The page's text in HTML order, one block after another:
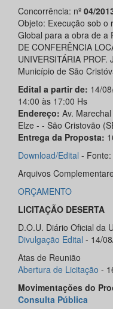
Concorrência: nº 04/
Objeto: Execução sob o
Global para a obra de a
DE CONFERÊNCIA
UNIVERSITÁRIA PROF.
Município de São
Edital a partir de: 14/
14:00 às 17:00 Hs
Endereço: Av.
Elze - - São Cristovão
Entrega da Proposta:
Download/Edital - Fonte:
Arquivos
ORÇAMENTO
LICITAÇÃO DESERTA
D.O.U. Diário Oficial da
Divulgação Edital - 14/
Atas de Reunião
Abertura de Licitação -
Movimentações do
Consulta Pública